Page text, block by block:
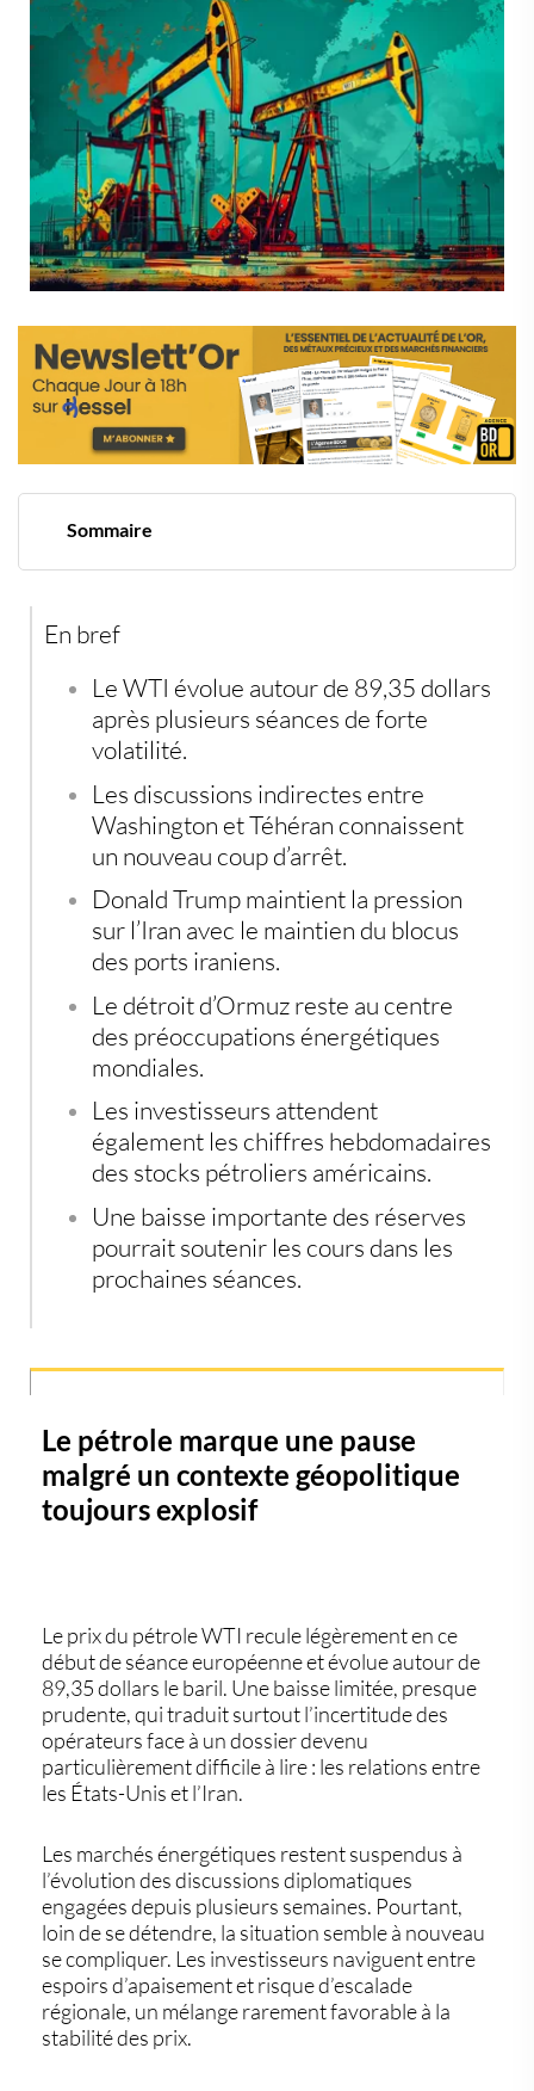
Sommaire
Le détroit d’Ormuz reste le point névralgique des
Les stocks américains pourraient orienter la prochaine
tendance
Face aux incertitudes, les actifs tangibles retrouvent
leur place
En bref
Le WTI évolue autour de 89,35 dollars
après plusieurs séances de forte
volatilité.
Les discussions indirectes entre
Washington et Téhéran connaissent
un nouveau coup d’arrêt.
Donald Trump maintient la pression
sur l’Iran avec le maintien du blocus
des ports iraniens.
Le détroit d’Ormuz reste au centre
des préoccupations énergétiques
mondiales.
Les investisseurs attendent
également les chiffres hebdomadaires
des stocks pétroliers américains.
Une baisse importante des réserves
pourrait soutenir les cours dans les
prochaines séances.
Le pétrole marque une pause
malgré un contexte géopolitique
toujours explosif
Leprix du pétrole WTI recule légèrement en ce
début de séance européenne et évolue autour de
89,35 dollars le baril. Une baisse limitée, presque
prudente, qui traduit surtout l’incertitude des
opérateurs face à un dossier devenu
particulièrement difficile à lire : les relations entre
les États-Unis et l’Iran.
Les marchés énergétiques restent suspendus à
l’évolution des discussions diplomatiques
engagées depuis plusieurs semaines. Pourtant,
loin de se détendre, la situation semble à nouveau
se compliquer. Les investisseurs naviguent entre
espoirs d’apaisement et risque d’escalade
régionale, un mélange rarement favorable à la
stabilité des prix.